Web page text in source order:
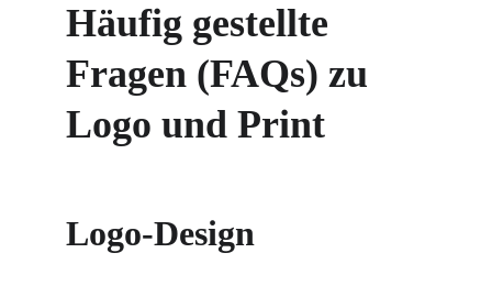
Häufig gestellte
Fragen (FAQs) zu
Logo und Print
Logo-Design